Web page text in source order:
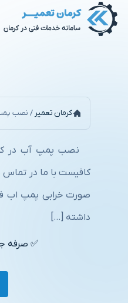
کرمان تعمیر / نصب
نصب پمپ آب در
کافیست با ما در تماس
صورت خرابی پمپ اب
داشته […]
✅ صرفه